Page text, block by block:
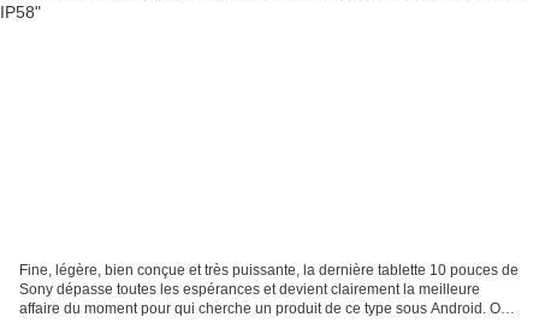
Fine, légère, bien conçue et très puissante, la dernière tablette 10 pouces de
Sony dépasse toutes les espérances et devient clairement la meilleure
affaire du moment pour qui cherche un produit de ce type sous Android. On